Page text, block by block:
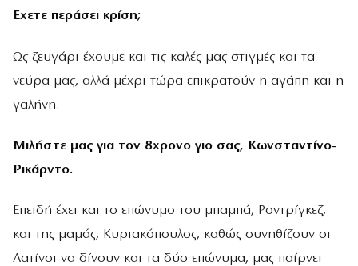
Εχετε περάσει κρίση;
Ως ζευγάρι έχουµε και τις καλές µας στιγµές και τα
νεύρα µας, αλλά µέχρι τώρα επικρατούν η αγάπη και η
γαλήνη.
Μιλήστε µας για τον 8χρονο γιο σας, Κωνσταντίνο-
Ρικάρντο.
Επειδή έχει και το επώνυµο του µπαµπά, Ροντρίγκεζ,
και της µαµάς, Κυριακόπουλος, καθώς συνηθίζουν οι
Λατίνοι να δίνουν και τα δύο επώνυµα, µας παίρνει